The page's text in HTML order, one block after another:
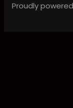
Proudly